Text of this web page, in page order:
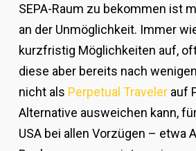
SEPA-Raum zu bekommen ist
an der Unmöglichkeit. Immer
kurzfristig Möglichkeiten auf,
diese aber bereits nach
nicht als Perpetual Traveler auf
Alternative ausweichen kann,
USA bei allen Vorzügen – etwa